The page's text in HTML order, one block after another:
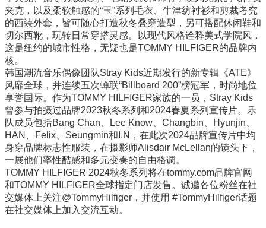
夹克，以及柔软触感的“玉”系列毛衣、牛津纺衬衫和剪裁考究
的西装外套，皆可随心打造秋冬叠穿造型，另可搭配休闲鞋和
切尔西靴，玩转日常穿搭灵感。以现代风格诠释美式学院风，
这是纽约的城市性格，无疑也是TOMMY HILFIGER的品牌内
核。
韩国潮流音乐偶像团队Stray Kids近期发行的新专辑《ATE》
风靡全球，并连续五次蝉联“Billboard 200”榜冠军，时尚地位
享誉国际。作为TOMMY HILFIGER家族的一员，Stray Kids
曾参与拍摄过品牌2023秋冬系列和2024春夏系列宣传片。乐
队成员包括Bang Chan、Lee Know、Changbin、Hyunjin、
HAN、Felix、Seungmin和I.N，在此次2024品牌宣传片中均
身穿品牌标志性服装，在摄影师Alisdair McLellan的镜头下，
一展他们率性酷感和多元变奏的自由格调。
TOMMY HILFIGER 2024秋冬系列将在tommy.com品牌官网
和TOMMY HILFIGER全球指定门店发售。诚邀各位粉丝在社
交媒体上关注@TommyHilfiger，并使用 #TommyHilfiger话题
在社交媒体上加入交流互动。